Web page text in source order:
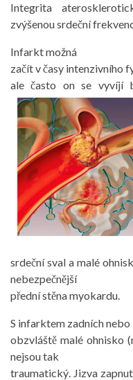
Integrita
zvýšenou srdeční
Infarkt možná
začít v časy intenzivního
ale často on se vyvíjí
srdeční sval a malé
nebezpečnější
přední stěna myokardu.
S infarktem zadních nebo
obzvláště malé ohnisko
nejsou tak
traumatický. Jizva